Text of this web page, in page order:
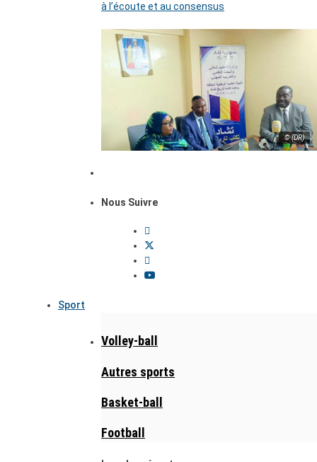
à l’écoute et au consensus
© (DR)
Nous Suivre
Sport
Volley-ball
Autres sports
Basket-ball
Football